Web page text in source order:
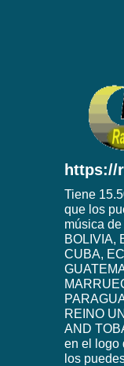
https://
Tiene
que los
música
BOLIVIA,
CUBA,
REINO
AND
en el logo
los